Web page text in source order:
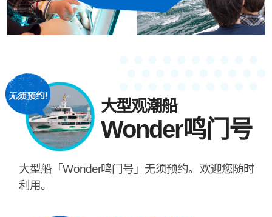
大型观潮船
Wonder鸣门号
大型船「Wonder鸣门号」无须预约。欢迎您随时
利用。